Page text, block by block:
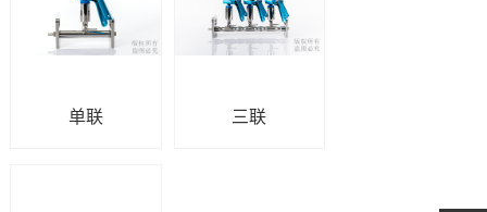
单联 三联